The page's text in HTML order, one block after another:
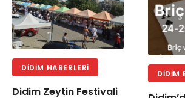
DIDIM HABERLERI
Didim Zeytin Festivali
DIDIM